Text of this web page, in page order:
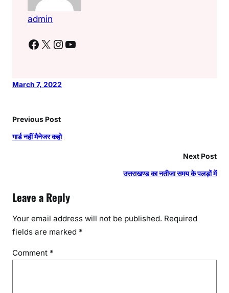
admin
Facebook X Instagram YouTube
March 7, 2022
Previous Post
गार्ड नहीं मैनेजर कहो
Next Post
उत्तराखण्ड का नतीजा समय के पलड़ों में
Leave a Reply
Your email address will not be published. Required
fields are marked *
Comment *